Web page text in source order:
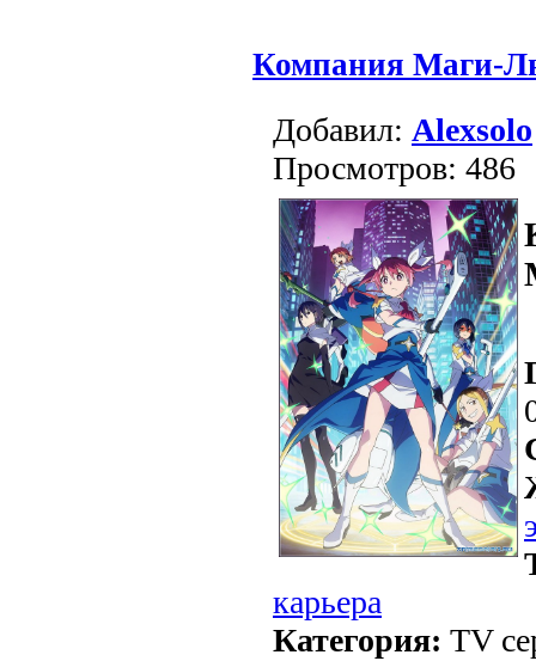
Компания Маги-
Добавил: Alexsolo
Просмотров: 486
карьера
Категория: TV